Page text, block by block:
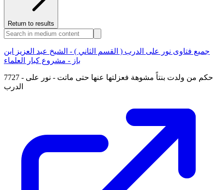
Return to results
جميع فتاوى نور على الدرب ( القسم الثاني ) - الشيخ عبد العزيز ابن
باز - مشروع كبار العلماء
7727 - حكم من ولدت بنتاً مشوهة فعزلتها عنها حتى ماتت - نور على
الدرب